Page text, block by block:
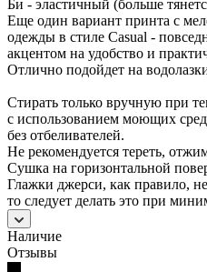
Би - эластичный (больше
Еще один вариант принта с
одежды в стиле Casual -
акцентом на удобство и
Отлично подойдет на
Стирать только вручную при
с использованием моющих
без отбеливателей.
Не рекомендуется тереть,
Сушка на горизонтальной
Глажки джерси, как правило,
то следует делать это при
Наличие
Отзывы